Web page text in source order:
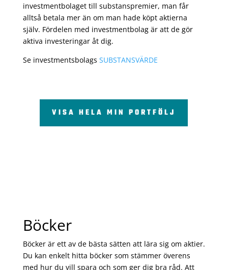
investmentbolaget till substanspremier, man får
alltså betala mer än om man hade köpt aktierna
själv. Fördelen med investmentbolag är att de gör
aktiva investeringar åt dig.
Se investmentsbolags SUBSTANSVÄRDE
VISA HELA MIN PORTFÖLJ
Böcker
Böcker är ett av de bästa sätten att lära sig om aktier.
Du kan enkelt hitta böcker som stämmer överens
med hur du vill spara och som ger dig bra råd. Att